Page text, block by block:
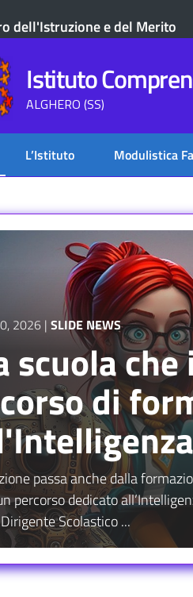
dell'Istruzione e del Merito
Istituto
ALGHERO (SS)
L’Istituto Modulistica
2026 | SLIDE NEWS
scuola
di
passa anche dalla
percorso dedicato
Scolastico ...